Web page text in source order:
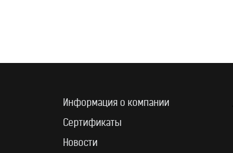
Информация о компании
Сертификаты
Новости